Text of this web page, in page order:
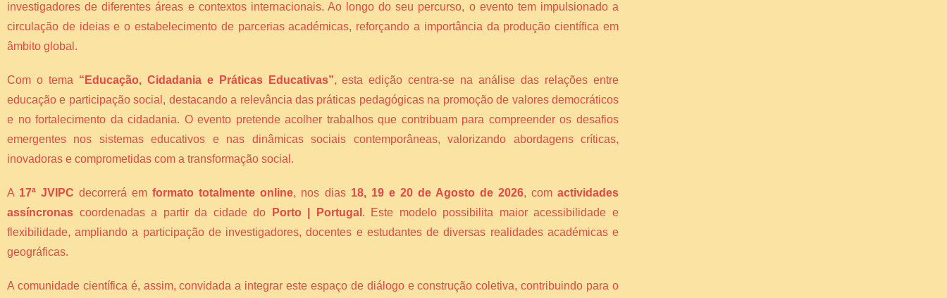
investigadores de diferentes áreas e contextos internacionais. Ao longo do seu percurso, o evento tem impulsionado a
circulação de ideias e o estabelecimento de parcerias académicas, reforçando a importância da produção científica em
âmbito global.
Com o tema “Educação, Cidadania e Práticas Educativas”, esta edição centra-se na análise das relações entre
educação e participação social, destacando a relevância das práticas pedagógicas na promoção de valores democráticos
e no fortalecimento da cidadania. O evento pretende acolher trabalhos que contribuam para compreender os desafios
emergentes nos sistemas educativos e nas dinâmicas sociais contemporâneas, valorizando abordagens críticas,
inovadoras e comprometidas com a transformação social.
A 17ª JVIPC decorrerá emformato totalmente online, nos dias 18, 19 e 20 de Agosto de 2026, comactividades
assíncronas coordenadas a partir da cidade do Porto | Portugal . Este modelo possibilita maior acessibilidade e
flexibilidade, ampliando a participação de investigadores, docentes e estudantes de diversas realidades académicas e
geográficas.
A comunidade científica é, assim, convidada a integrar este espaço de diálogo e construção coletiva, contribuindo para o